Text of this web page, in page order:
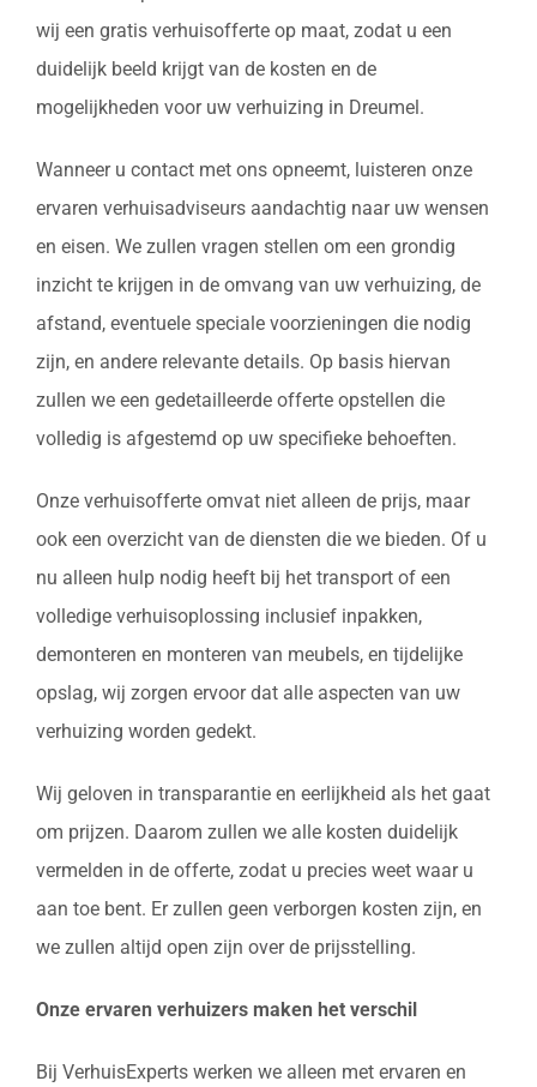
wij een gratis verhuisofferte op maat, zodat u een
duidelijk beeld krijgt van de kosten en de
mogelijkheden voor uw verhuizing in Dreumel.
Wanneer u contact met ons opneemt, luisteren onze
ervaren verhuisadviseurs aandachtig naar uw wensen
en eisen. We zullen vragen stellen om een grondig
inzicht te krijgen in de omvang van uw verhuizing, de
afstand, eventuele speciale voorzieningen die nodig
zijn, en andere relevante details. Op basis hiervan
zullen we een gedetailleerde offerte opstellen die
volledig is afgestemd op uw specifieke behoeften.
Onze verhuisofferte omvat niet alleen de prijs, maar
ook een overzicht van de diensten die we bieden. Of u
nu alleen hulp nodig heeft bij het transport of een
volledige verhuisoplossing inclusief inpakken,
demonteren en monteren van meubels, en tijdelijke
opslag, wij zorgen ervoor dat alle aspecten van uw
verhuizing worden gedekt.
Wij geloven in transparantie en eerlijkheid als het gaat
om prijzen. Daarom zullen we alle kosten duidelijk
vermelden in de offerte, zodat u precies weet waar u
aan toe bent. Er zullen geen verborgen kosten zijn, en
we zullen altijd open zijn over de prijsstelling.
Onze ervaren verhuizers maken het verschil
Bij VerhuisExperts werken we alleen met ervaren en